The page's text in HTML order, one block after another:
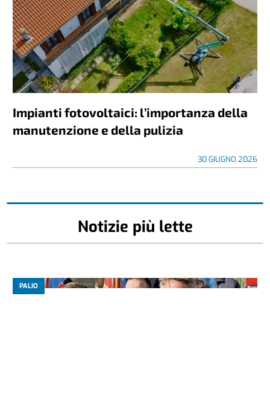
Impianti fotovoltaici: l’importanza della
manutenzione e della pulizia
30 GIUGNO 2026
Notizie più lette
PALIO